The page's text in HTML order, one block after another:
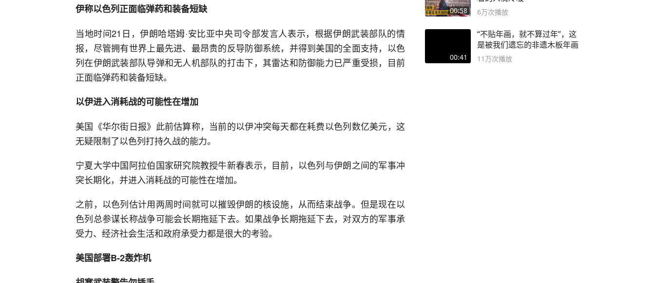
伊称以色列正面临弹药和装备短缺
当地时间21日，伊朗哈塔姆·安比亚中央司令部发言人表示，根据伊朗武装部队的情
报，尽管拥有世界上最先进、最昂贵的反导防御系统，并得到美国的全面支持，以色
列在伊朗武装部队导弹和无人机部队的打击下，其雷达和防御能力已严重受损，目前
正面临弹药和装备短缺。
以伊进入消耗战的可能性在增加
美国《华尔街日报》此前估算称，当前的以伊冲突每天都在耗费以色列数亿美元，这
无疑限制了以色列打持久战的能力。
宁夏大学中国阿拉伯国家研究院教授牛新春表示，目前，以色列与伊朗之间的军事冲
突长期化，并进入消耗战的可能性在增加。
之前，以色列估计用两周时间就可以摧毁伊朗的核设施，从而结束战争。但是现在以
色列总参谋长称战争可能会长期拖延下去。如果战争长期拖延下去，对双方的军事承
受力、经济社会生活和政府承受力都是很大的考验。
美国部署B-2轰炸机
00:58 6万次播放
00:41
“不贴年画，就不算过年”，这
是被我们遗忘的非遗木板年画
11万次播放